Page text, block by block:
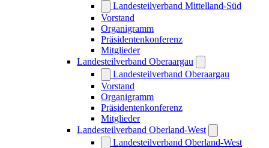
Landesteilverband Mittelland-Süd
Vorstand
Organigramm
Präsidentenkonferenz
Mitglieder
Landesteilverband Oberaargau
Landesteilverband Oberaargau
Vorstand
Organigramm
Präsidentenkonferenz
Mitglieder
Landesteilverband Oberland-West
Landesteilverband Oberland-West